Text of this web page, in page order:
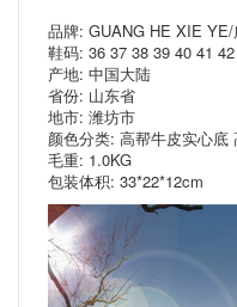
品牌: GUANG HE XIE YE/
鞋码: 36 37 38 39 40 41
产地: 中国大陆
省份: 山东省
地市: 潍坊市
颜色分类: 高帮牛皮实心底
毛重: 1.0KG
包装体积: 33*22*12cm